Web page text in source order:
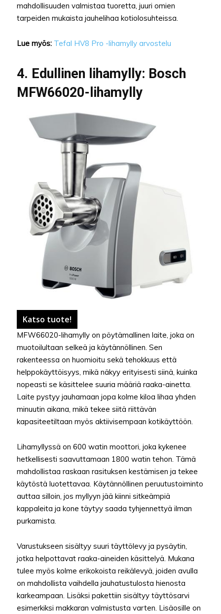
mahdollisuuden valmistaa tuoretta, juuri omien
tarpeiden mukaista jauhelihaa kotiolosuhteissa.
Lue myös: Tefal HV8 Pro -lihamylly arvostelu
4. Edullinen lihamylly: Bosch
MFW66020-lihamylly
Katso tuote!
MFW66020-lihamylly on pöytämallinen laite, joka on
muotoilultaan selkeä ja käytännöllinen. Sen
rakenteessa on huomioitu sekä tehokkuus että
helppokäyttöisyys, mikä näkyy erityisesti siinä, kuinka
nopeasti se käsittelee suuria määriä raaka-ainetta.
Laite pystyy jauhamaan jopa kolme kiloa lihaa yhden
minuutin aikana, mikä tekee siitä riittävän
kapasiteetiltaan myös aktiivisempaan kotikäyttöön.
Lihamyllyssä on 600 watin moottori, joka kykenee
hetkellisesti saavuttamaan 1800 watin tehon. Tämä
mahdollistaa raskaan rasituksen kestämisen ja tekee
käytöstä luotettavaa. Käytännöllinen peruutustoiminto
auttaa silloin, jos myllyyn jää kiinni sitkeämpiä
kappaleita ja kone täytyy saada tyhjennettyä ilman
purkamista.
Varustukseen sisältyy suuri täyttölevy ja pysäytin,
jotka helpottavat raaka-aineiden käsittelyä. Mukana
tulee myös kolme erikokoista reikälevyä, joiden avulla
on mahdollista vaihdella jauhatustulosta hienosta
karkeampaan. Lisäksi pakettiin sisältyy täyttösarvi
esimerkiksi makkaran valmistusta varten. Lisäosille on